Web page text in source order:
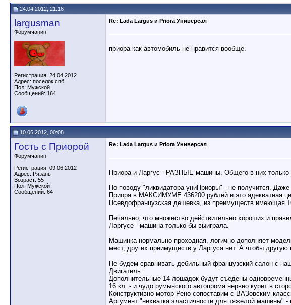
24.04.2012, 21:16
largusman
Форумчанин
Регистрация: 24.04.2012
Адрес: поселок спб
Пол: Мужской
Сообщений: 164
Re: Lada Largus и Priora Универсал
приора как автомобиль не нравится вообще.
10.06.2012, 00:08
Гость с Приорой
Форумчанин
Регистрация: 09.06.2012
Адрес: Рязань
Возраст: 55
Пол: Мужской
Сообщений: 64
Re: Lada Largus и Priora Универсал
Приора и Ларгус - РАЗНЫЕ машины. Общего в них только
По поводу "ликвидатора униПриоры" - не получится. Даже
Приора в МАКСИМУМЕ 436200 рублей и это адекватная
Псевдофранцузская дешевка, из преимуществ имеющая
Печально, что множество действительно хороших и
Ларгусе - машина только бы выиграла.
Машинка нормально проходная, логично дополняет
мест, других преимуществ у Ларгуса нет. А чтобы другую
Не будем сравнивать дебильный французский салон с
Двигатель:
Дополнительные 14 лошадок будут съедены
16 кл. - и чудо румынского автопрома нервно курит в
Конструктивно мотор Рено сопоставим с ВАЗовским
Аргумент "нехватка эластичности для тяжелой машины" -